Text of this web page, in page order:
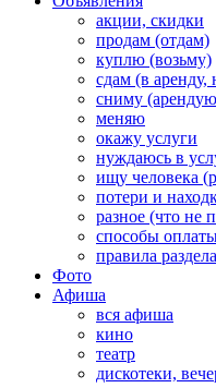
акции, скидки
продам (отдам)
куплю (возьму)
сдам (в аренду,
сниму
меняю
окажу услуги
нуждаюсь в
ищу человека
потери и
разное (что не
способы
правила раздела
Фото
Афиша
вся афиша
кино
театр
дискотеки,